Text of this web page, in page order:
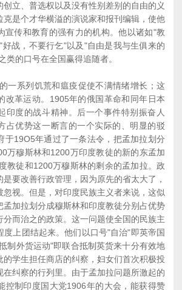
创立、普选权以及没有性别差别的自由的义
克是个才华横溢的演说家和报刊编辑，使他
宣传和教育的强有力的机构。他以诸如"教
战，不要行乞"以及"自由是我与生俱来的
类的口号在全国赢得追随者。
系列饥荒和瘟疫促使不满情绪增长；这
改革运动。1905年的俄国革命和同年日本
印度的战斗精神。后一个事件特别振奋人
占优势这一断言的一个实际的、明显的驳
于19O5年通过了一条法令，把孟加拉划分
万穆斯林和1200万印度教徒的新的东孟加
教徒和1200万穆斯林的剩余的孟加拉。政
要改善行政管理，因为原先的省太大了，
忽视。但是，对印度民族主义者来说，这似
孟加拉划分成穆斯林和印度教徒分别占优势
分而治之的政策。这一问题使全国的民族主
度上团结起来。他们以口号"自治"即英帝国
制外货运动"即联合抵制英货来十分有效地
的学生担任商店的纠察，妇女们首次积极投
在纠察的行列里。由于孟加拉问题所激起的
控制印度国大党1906年的大会，能获得赞